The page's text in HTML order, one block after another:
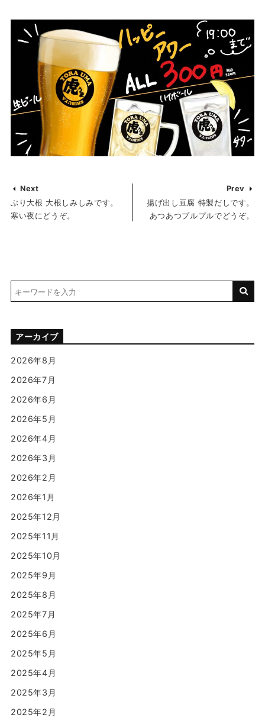
Next
ぶり大根 大根しみしみです。
寒い夜にどうぞ。
Prev
揚げ出し豆腐 特製だしです。
あつあつプルプルでどうぞ。
アーカイブ
2026年8月
2026年7月
2026年6月
2026年5月
2026年4月
2026年3月
2026年2月
2026年1月
2025年12月
2025年11月
2025年10月
2025年9月
2025年8月
2025年7月
2025年6月
2025年5月
2025年4月
2025年3月
2025年2月